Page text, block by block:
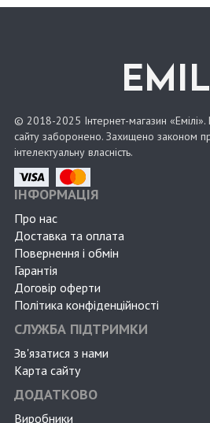
© 2018-2025 Інтернет-магазин «Емілі».
сайту заборонено. Захищено законом
інтелектуальну власність.
ІНФОРМАЦІЯ
Про нас
Доставка та оплата
Повернення і обмін
Гарантія
Договір оферти
Політика конфіденційності
СЛУЖБА ПІДТРИМКИ
Зв'язатися з нами
Карта сайту
ДОДАТКОВО
Виробники